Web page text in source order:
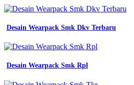
Desain Wearpack Smk Dkv Terbaru
Desain Wearpack Smk Rpl